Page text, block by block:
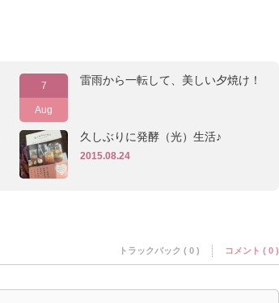
7
Aug
雷雨から一転して、美しい夕焼け！
久しぶりに発酵（光）生活♪
2015.08.24
トラックバック ( 0 ) コメント ( 0 )